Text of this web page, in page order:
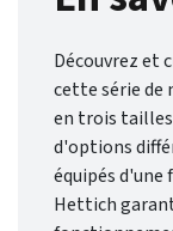
Découvrez et
cette série de
en trois
d'options
équipés
Hettich